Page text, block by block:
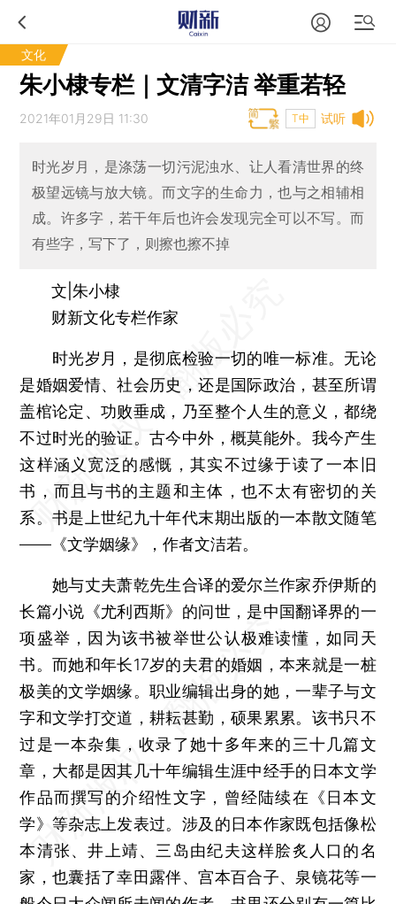
文化
朱小棣专栏｜文清字洁 举重若轻
试听
2021年01月29日 11:30 T中
时光岁月，是涤荡一切污泥浊水、让人看清世界的终
极望远镜与放大镜。而文字的生命力，也与之相辅相
成。许多字，若干年后也许会发现完全可以不写。而
有些字，写下了，则擦也擦不掉
文|朱小棣
财新文化专栏作家
时光岁月，是彻底检验一切的唯一标准。无论
是婚姻爱情、社会历史，还是国际政治，甚至所谓
盖棺论定、功败垂成，乃至整个人生的意义，都绕
不过时光的验证。古今中外，概莫能外。我今产生
这样涵义宽泛的感慨，其实不过缘于读了一本旧
书，而且与书的主题和主体，也不太有密切的关
系。书是上世纪九十年代末期出版的一本散文随笔
——《文学姻缘》，作者文洁若。
她与丈夫萧乾先生合译的爱尔兰作家乔伊斯的
长篇小说《尤利西斯》的问世，是中国翻译界的一
项盛举，因为该书被举世公认极难读懂，如同天
书。而她和年长17岁的夫君的婚姻，本来就是一桩
极美的文学姻缘。职业编辑出身的她，一辈子与文
字和文学打交道，耕耘甚勤，硕果累累。该书只不
过是一本杂集，收录了她十多年来的三十几篇文
章，大都是因其几十年编辑生涯中经手的日本文学
作品而撰写的介绍性文字，曾经陆续在《日本文
学》等杂志上发表过。涉及的日本作家既包括像松
本清张、井上靖、三岛由纪夫这样脍炙人口的名
家，也囊括了幸田露伴、宫本百合子、泉镜花等一